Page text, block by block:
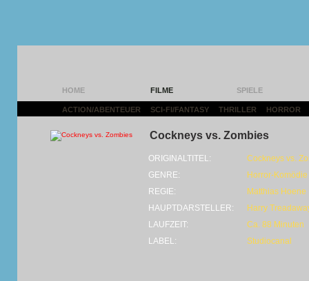
HOME FILME SPIELE
ACTION/ABENTEUER SCI-FI/FANTASY THRILLER HORROR
Cockneys vs. Zombies
ORIGINALTITEL:
Cockneys vs.
GENRE:
Horror-Komödie
REGIE:
Matthias Hoene
HAUPTDARSTELLER:
Harry
LAUFZEIT:
Ca. 88 Minuten
LABEL:
Studiocanal